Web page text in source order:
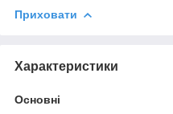
Приховати
Характеристики
Основні